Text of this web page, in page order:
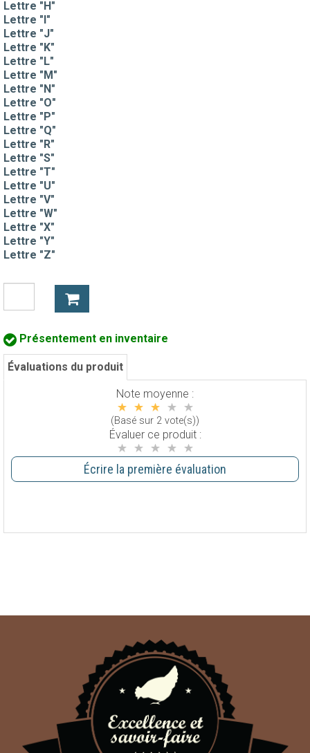
Lettre "H"
Lettre "I"
Lettre "J"
Lettre "K"
Lettre "L"
Lettre "M"
Lettre "N"
Lettre "O"
Lettre "P"
Lettre "Q"
Lettre "R"
Lettre "S"
Lettre "T"
Lettre "U"
Lettre "V"
Lettre "W"
Lettre "X"
Lettre "Y"
Lettre "Z"
Présentement en inventaire
Évaluations du produit
Note moyenne :
(Basé sur 2 vote(s))
Évaluer ce produit :
Écrire la première évaluation